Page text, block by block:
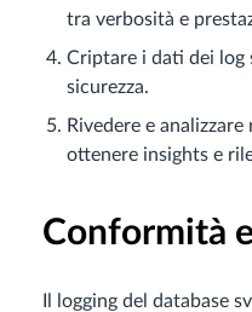
tra verbosità e
Criptare i dati dei log
sicurezza.
Rivedere e
ottenere insights e
Conformità
Il logging del database